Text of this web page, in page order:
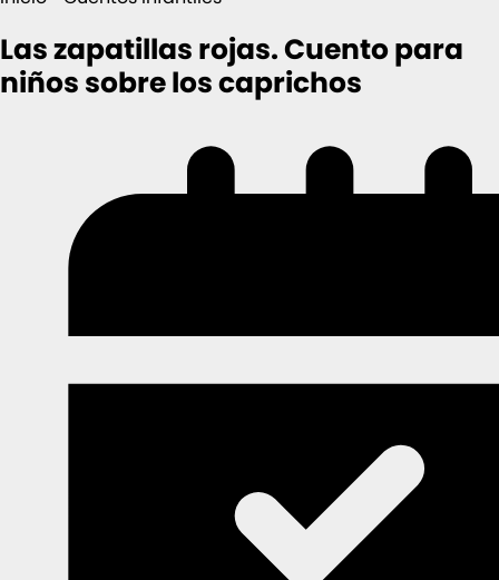
Las zapatillas rojas. Cuento para
niños sobre los caprichos